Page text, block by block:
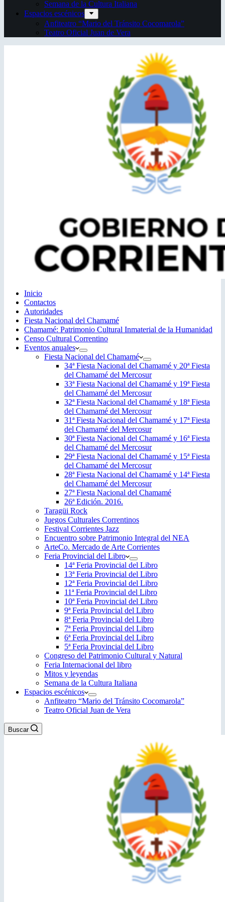
Semana de la Cultura Italiana
Espacios escénicos
Anfiteatro “Mario del Tránsito Cocomarola”
Teatro Oficial Juan de Vera
Inicio
Contactos
Autoridades
Fiesta Nacional del Chamamé
Chamamé: Patrimonio Cultural Inmaterial de la Humanidad
Censo Cultural Correntino
Eventos anuales
Fiesta Nacional del Chamamé
34ª Fiesta Nacional del Chamamé y 20ª Fiesta
del Chamamé del Mercosur
33ª Fiesta Nacional del Chamamé y 19ª Fiesta
del Chamamé del Mercosur
32ª Fiesta Nacional del Chamamé y 18ª Fiesta
del Chamamé del Mercosur
31ª Fiesta Nacional del Chamamé y 17ª Fiesta
del Chamamé del Mercosur
30ª Fiesta Nacional del Chamamé y 16ª Fiesta
del Chamamé del Mercosur
29ª Fiesta Nacional del Chamamé y 15ª Fiesta
del Chamamé del Mercosur
28ª Fiesta Nacional del Chamamé y 14ª Fiesta
del Chamamé del Mercosur
27ª Fiesta Nacional del Chamamé
26ª Edición. 2016.
Taragüi Rock
Juegos Culturales Correntinos
Festival Corrientes Jazz
Encuentro sobre Patrimonio Integral del NEA
ArteCo. Mercado de Arte Corrientes
Feria Provincial del Libro
14ª Feria Provincial del Libro
13ª Feria Provincial del Libro
12ª Feria Provincial del Libro
11ª Feria Provincial del Libro
10ª Feria Provincial del Libro
9ª Feria Provincial del Libro
8ª Feria Provincial del Libro
7ª Feria Provincial del Libro
6ª Feria Provincial del Libro
5ª Feria Provincial del Libro
Congreso del Patrimonio Cultural y Natural
Feria Internacional del libro
Mitos y leyendas
Semana de la Cultura Italiana
Espacios escénicos
Anfiteatro “Mario del Tránsito Cocomarola”
Teatro Oficial Juan de Vera
Buscar